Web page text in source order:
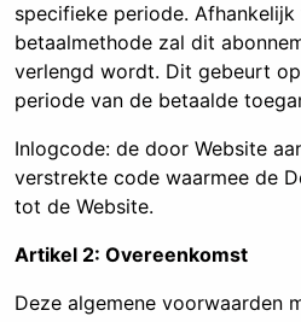
specifieke periode.
betaalmethode zal dit
verlengd wordt. Dit gebeurt
periode van de betaalde
Inlogcode: de door Website
verstrekte code waarmee de
tot de Website.
Artikel 2: Overeenkomst
Deze algemene voorwaarden